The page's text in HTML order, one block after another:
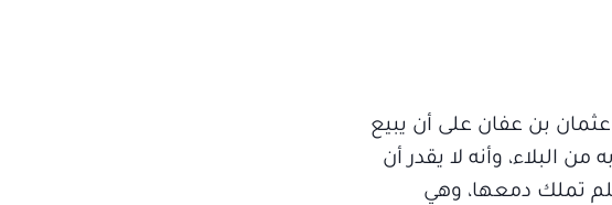
بن عفان على أن يبيع
وأنه لا يقدر أن
تملك دمعها، وهي